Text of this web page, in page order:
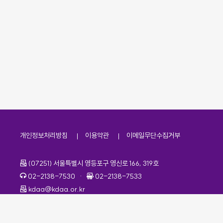
개인정보처리방침 이용약관 이메일무단수집거부
주소
(07251) 서울특별시 영등포구 영신로 166, 319호
전화번호
02-2138-7530 · 팩스번호
02-2138-7533
이메일
kdaa@kdaa.or.kr